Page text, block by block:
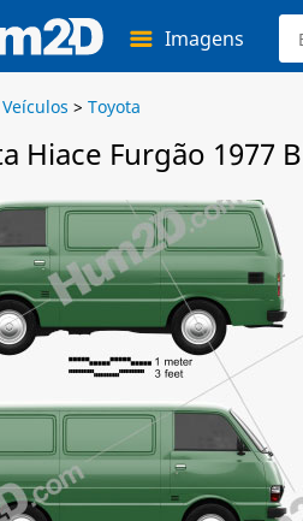
Imagens
Veículos > Toyota
Hiace Furgão 1977